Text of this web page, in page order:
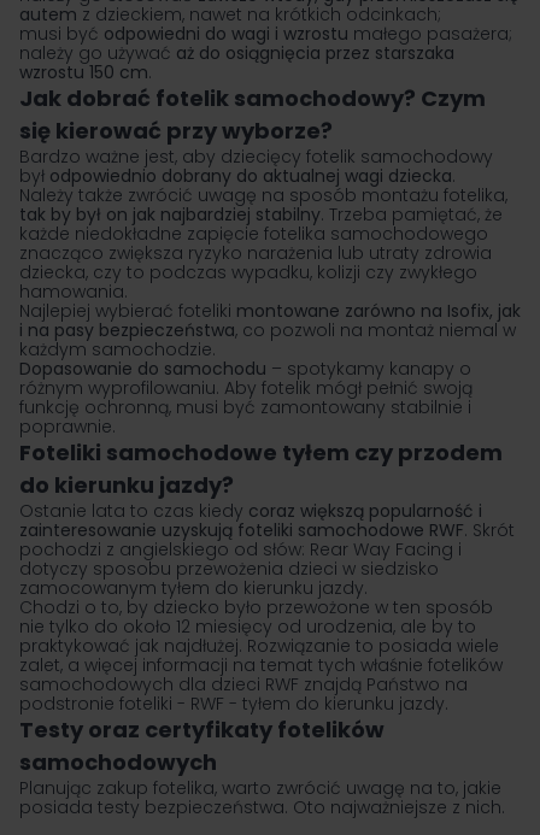
autem z dzieckiem, nawet na krótkich odcinkach;
musi być odpowiedni do wagi i wzrostu małego pasażera;
należy go używać aż do osiągnięcia przez starszaka
wzrostu 150 cm.
Jak dobrać fotelik samochodowy? Czym
się kierować przy wyborze?
Bardzo ważne jest, aby dziecięcy fotelik samochodowy
był odpowiednio dobrany do aktualnej wagi dziecka.
Należy także zwrócić uwagę na sposób montażu fotelika,
tak by był on jak najbardziej stabilny. Trzeba pamiętać, że
każde niedokładne zapięcie fotelika samochodowego
znacząco zwiększa ryzyko narażenia lub utraty zdrowia
dziecka, czy to podczas wypadku, kolizji czy zwykłego
hamowania.
Najlepiej wybierać foteliki montowane zarówno na Isofix, jak
i na pasy bezpieczeństwa, co pozwoli na montaż niemal w
każdym samochodzie.
Dopasowanie do samochodu – spotykamy kanapy o
różnym wyprofilowaniu. Aby fotelik mógł pełnić swoją
funkcję ochronną, musi być zamontowany stabilnie i
poprawnie.
Foteliki samochodowe tyłem czy przodem
do kierunku jazdy?
Ostanie lata to czas kiedy coraz większą popularność i
zainteresowanie uzyskują foteliki samochodowe RWF. Skrót
pochodzi z angielskiego od słów: Rear Way Facing i
dotyczy sposobu przewożenia dzieci w siedzisko
zamocowanym tyłem do kierunku jazdy.
Chodzi o to, by dziecko było przewożone w ten sposób
nie tylko do około 12 miesięcy od urodzenia, ale by to
praktykować jak najdłużej. Rozwiązanie to posiada wiele
zalet, a więcej informacji na temat tych właśnie fotelików
samochodowych dla dzieci RWF znajdą Państwo na
podstronie foteliki - RWF - tyłem do kierunku jazdy.
Testy oraz certyfikaty fotelików
samochodowych
Planując zakup fotelika, warto zwrócić uwagę na to, jakie
posiada testy bezpieczeństwa. Oto najważniejsze z nich.